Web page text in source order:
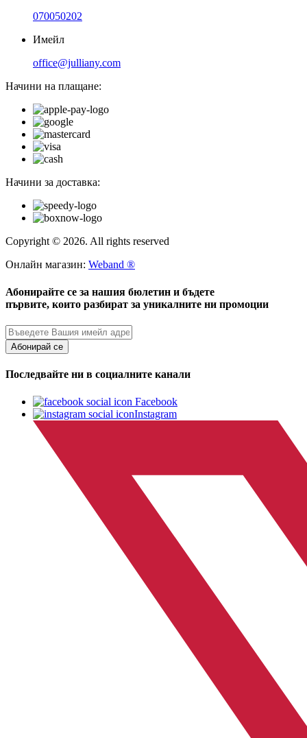
070050202
Имейл
office@julliany.com
Начини на плащане:
Начини за доставка:
Copyright © 2026. All rights reserved
Онлайн магазин: Weband ®
Абонирайте се за нашия бюлетин и бъдете
първите, които разбират за уникалните ни промоции
Абонирай се
Последвайте ни в социалните канали
Facebook
Instagram